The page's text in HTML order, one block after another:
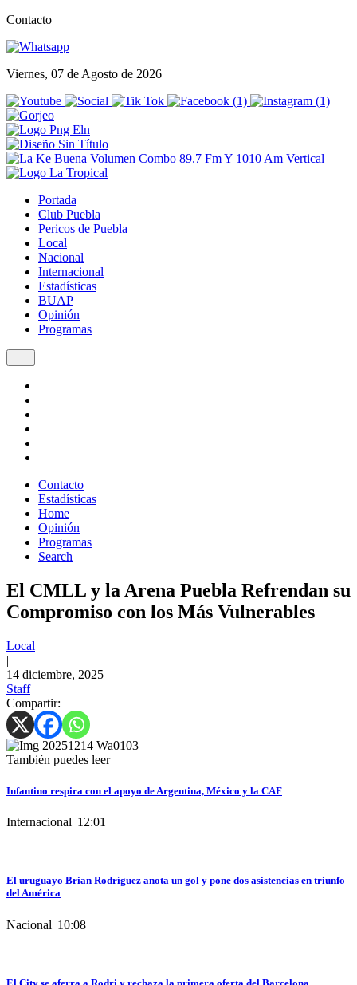
Contacto
Viernes, 07 de Agosto de 2026
Portada
Club Puebla
Pericos de Puebla
Local
Nacional
Internacional
Estadísticas
BUAP
Opinión
Programas
Contacto
Estadísticas
Home
Opinión
Programas
Search
El CMLL y la Arena Puebla Refrendan su
Compromiso con los Más Vulnerables
Local
|
14 diciembre, 2025
Staff
Compartir:
También puedes leer
Infantino respira con el apoyo de Argentina, México y la CAF
Internacional| 12:01
El uruguayo Brian Rodríguez anota un gol y pone dos asistencias en triunfo
del América
Nacional| 10:08